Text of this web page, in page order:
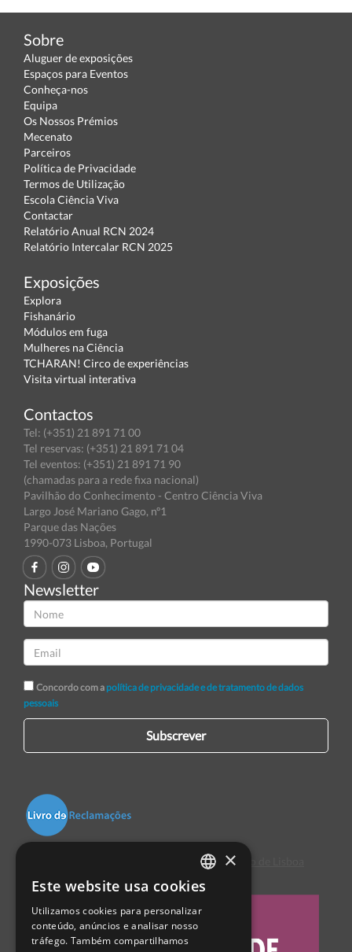
Sobre
Aluguer de exposições
Espaços para Eventos
Conheça-nos
Equipa
Os Nossos Prémios
Mecenato
Parceiros
Política de Privacidade
Termos de Utilização
Escola Ciência Viva
Contactar
Relatório Anual RCN 2024
Relatório Intercalar RCN 2025
Exposições
Explora
Fishanário
Módulos em fuga
Mulheres na Ciência
TCHARAN! Circo de experiências
Visita virtual interativa
Contactos
Tel: (+351) 21 891 71 00
Tel reservas: (+351) 21 891 71 04
Tel eventos: (+351) 21 891 71 90
(chamadas para a rede fixa nacional)
Pavilhão do Conhecimento - Centro Ciência Viva
Largo José Mariano Gago, nº1
Parque das Nações
1990-073 Lisboa, Portugal
Newsletter
Concordo com a política de privacidade e de tratamento de dados
pessoais
Subscrever
Centro de Arbitragem de Conflitos de Consumo de Lisboa
PORTUGUESE
ENGLISH
SPANISH
×
Este website usa cookies
Utilizamos cookies para personalizar
conteúdo, anúncios e analisar nosso
tráfego. Também compartilhamos